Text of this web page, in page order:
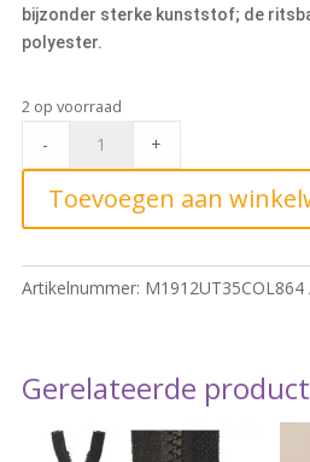
bijzonder sterke kunststof; de
polyester.
2 op voorraad
35cm,
quantity
- +
Toevoegen aan
Artikelnummer: M1912UT35COL864
Gerelateerde